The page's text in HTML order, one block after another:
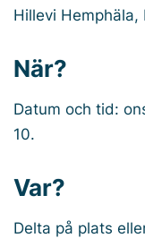
Hillevi
När?
Datum och tid:
10.
Var?
Delta på plats